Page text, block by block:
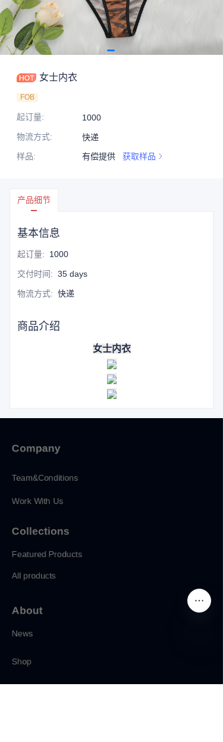
女士内衣
FOB
起订量:
1000
物流方式:
快递
样品: 有偿提供 获取样品
产品细节
基本信息
起订量: 1000
交付时间: 35 days
物流方式: 快递
商品介绍
女士内衣
Company
Team&Conditions
Work With Us
Collections
Featured Products
All products
About
News
Shop
CN